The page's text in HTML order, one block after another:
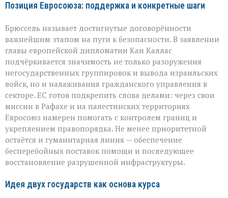
Позиция Евросоюза: поддержка и конкретные шаги
Брюссель называет достигнутые договорённости
важнейшим этапом на пути к безопасности. В заявлении
главы европейской дипломатии Каи Каллас
подчёркивается значимость не только разоружения
негосударственных группировок и вывода израильских
войск, но и налаживания гражданского управления в
секторе. ЕС готов подкрепить слова делами: через свои
миссии в Рафахе и на палестинских территориях
Евросоюз намерен помогать с контролем границ и
укреплением правопорядка. Не менее приоритетной
остаётся и гуманитарная линия — обеспечение
бесперебойных поставок помощи и последующее
восстановление разрушенной инфраструктуры.
Идея двух государств как основа курса